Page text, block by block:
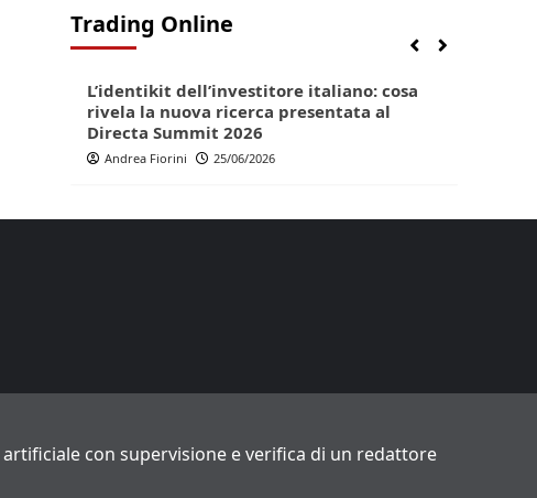
Trading Online
Finanza Lifestyle Trading online
L’identikit dell’investitore italiano: cosa
rivela la nuova ricerca presentata al
Directa Summit 2026
Andrea Fiorini 25/06/2026
con supervisione e verifica di un redattore